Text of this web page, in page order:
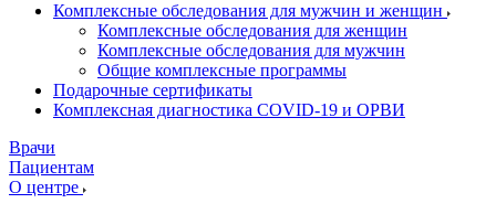
Комплексные обследования для мужчин и женщин
Комплексные обследования для женщин
Комплексные обследования для мужчин
Общие комплексные программы
Подарочные сертификаты
Комплексная диагностика COVID-19 и ОРВИ
Врачи
Пациентам
О центре